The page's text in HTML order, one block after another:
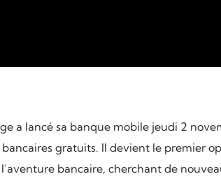
a lancé sa banque mobile jeudi 2
gratuits. Il devient le premier
bancaire, cherchant de